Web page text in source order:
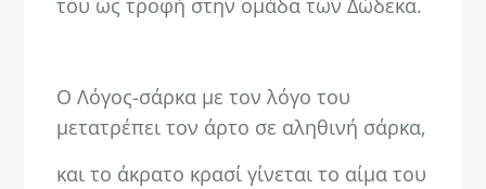
Ο Λόγος-σάρκα με τον λόγο του
μετατρέπει τον άρτο σε αληθινή σάρκα,
και το άκρατο κρασί γίνεται το αίμα του